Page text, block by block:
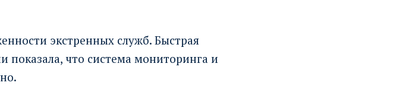
экстренных служб. Быстрая
показала, что система мониторинга и